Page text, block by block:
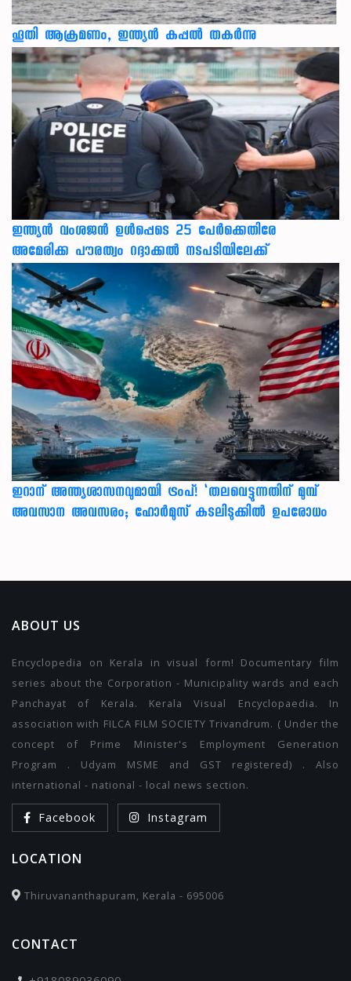
ഹൂതി ആക്രമണം, ഇന്ത്യൻ കപ്പൽ തകർന്നു
ഇന്ത്യന്‍ വംശജന്‍ ഉള്‍പ്പെടെ 25 പേര്‍ക്കെതിരേ
അമേരിക്ക പൗരത്വം റദ്ദാക്കല്‍ നടപടിയിലേക്ക്
ഇറാന് അന്ത്യശാസനവുമായി ട്രംപ്! ‘തലവെട്ടുന്നതിന് മുമ്പ്
അവസാന അവസരം; ഹോർമുസ് കടലിടുക്കിൽ ഉപരോധം
ABOUT US
Encyclopedia on Kerala in visual form! Documentary film
series about the Corporation - Municipality wards and each
Panchayat of Kerala. Kerala Visual Encyclopaedia. In
association with FILCA FILM SOCIETY Trivandrum. ( Under the
concept of Prime Minister's Employment Generation
Program . Udyam MSME and GST registered) . Also
international - national - local news section.
Facebook Instagram
LOCATION
Thiruvananthapuram, Kerala - 695006
CONTACT